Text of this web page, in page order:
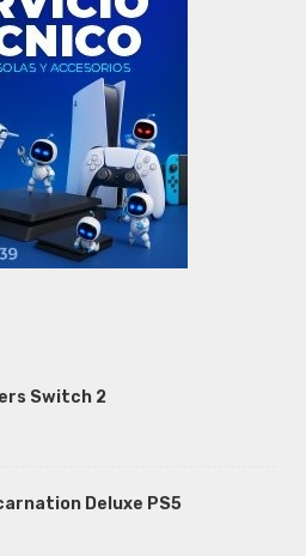
Switch 2
Deluxe PS5